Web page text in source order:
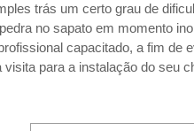
trás um certo grau de
no sapato em momento
capacitado, a fim de
para a instalação do seu